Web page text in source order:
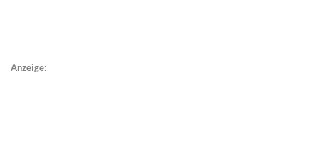
Anzeige: